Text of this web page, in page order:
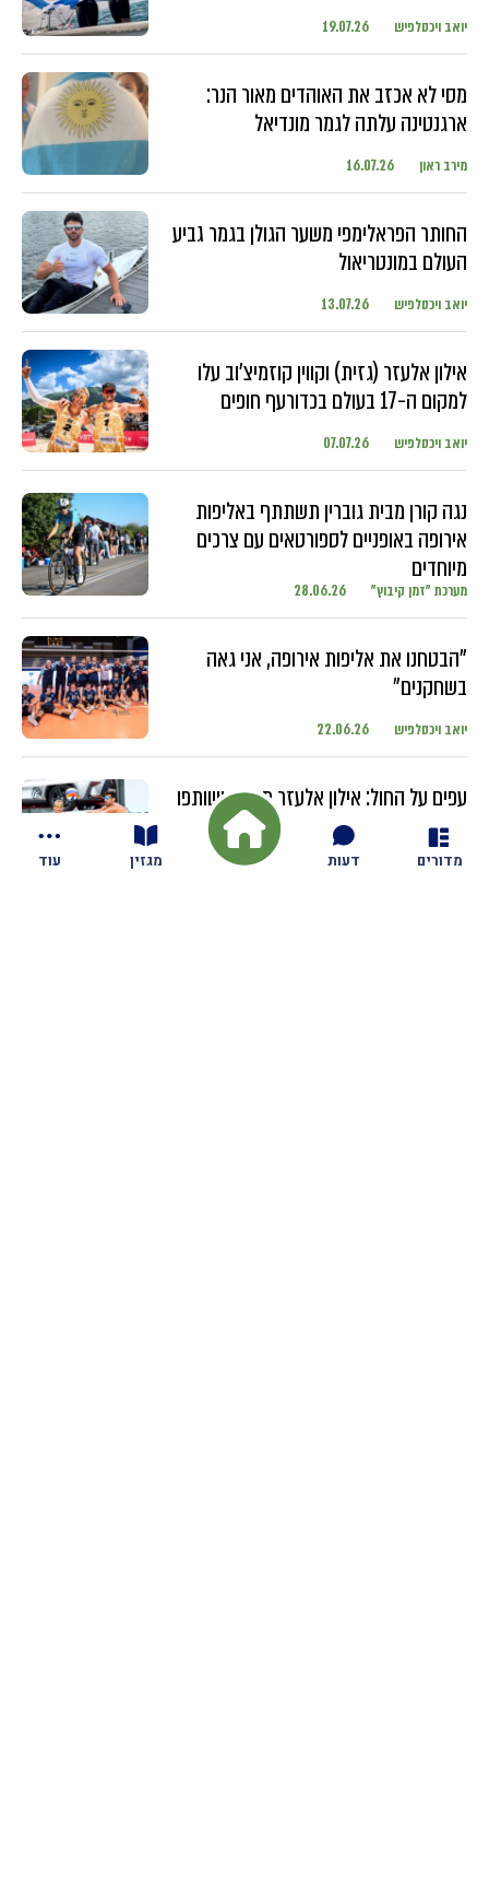
מדורים דעות מגזין עוד
יואב ויכסלפיש 19.07.26
מסי לא אכזב את האוהדים מאור הנר:
ארגנטינה עלתה לגמר מונדיאל
מירב ראון 16.07.26
החותר הפראלימפי משער הגולן בגמר גביע
העולם במונטריאול
יואב ויכסלפיש 13.07.26
אילון אלעזר (גזית) וקווין קוזמיצ'וב עלו
למקום ה-17 בעולם בכדורעף חופים
יואב ויכסלפיש 07.07.26
נגה קורן מבית גוברין תשתתף באליפות
אירופה באופניים לספורטאים עם צרכים
מיוחדים
מערכת "זמן קיבוץ" 28.06.26
"הבטחנו את אליפות אירופה, אני גאה
בשחקנים"
יואב ויכסלפיש 22.06.26
עפים על החול: אילון אלעזר מגזית ושותפו
מתחרים בטורנירים ברחבי העולם עם
השחקנים הבכירים